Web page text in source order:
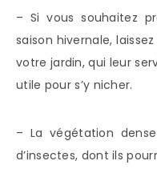
– Si vous souhaitez
saison hivernale,
votre jardin, qui leur
utile pour s’y nicher.
– La végétation
d’insectes, dont ils